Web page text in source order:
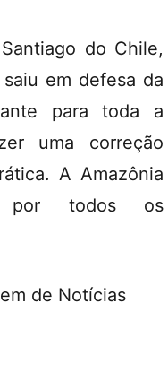
do Chile,
em defesa da
para toda a
uma correção
A Amazônia
por todos os
de Notícias